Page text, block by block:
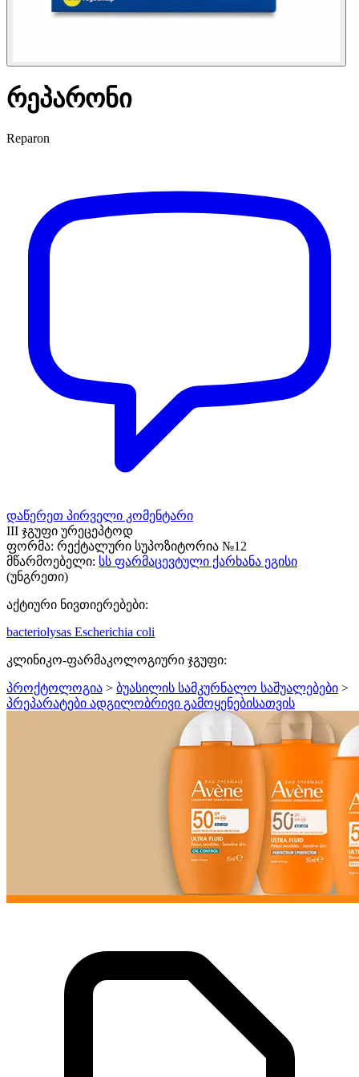
რეპარონი
Reparon
დაწერეთ პირველი კომენტარი
III ჯგუფი ურეცეპტოდ
ფორმა: რექტალური სუპოზიტორია №12
მწარმოებელი: სს ფარმაცევტული ქარხანა ეგისი
(უნგრეთი)
აქტიური ნივთიერებები:
bacteriolysas Escherichia coli
კლინიკო-ფარმაკოლოგიური ჯგუფი:
პროქტოლოგია > ბუასილის სამკურნალო საშუალებები >
პრეპარატები ადგილობრივი გამოყენებისათვის